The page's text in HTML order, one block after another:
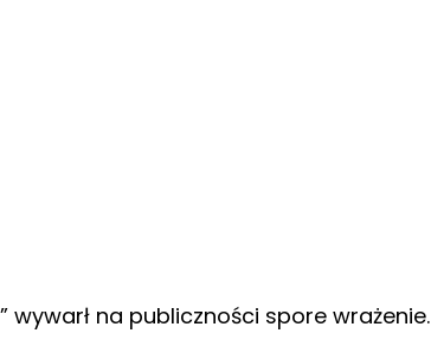
wywarł na publiczności spore wrażenie.